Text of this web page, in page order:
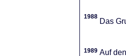
1988
Das
1989 Auf